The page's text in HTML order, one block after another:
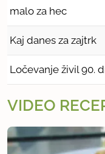
malo za hec
Kaj danes za zajtrk
Ločevanje živil 90.
VIDEO